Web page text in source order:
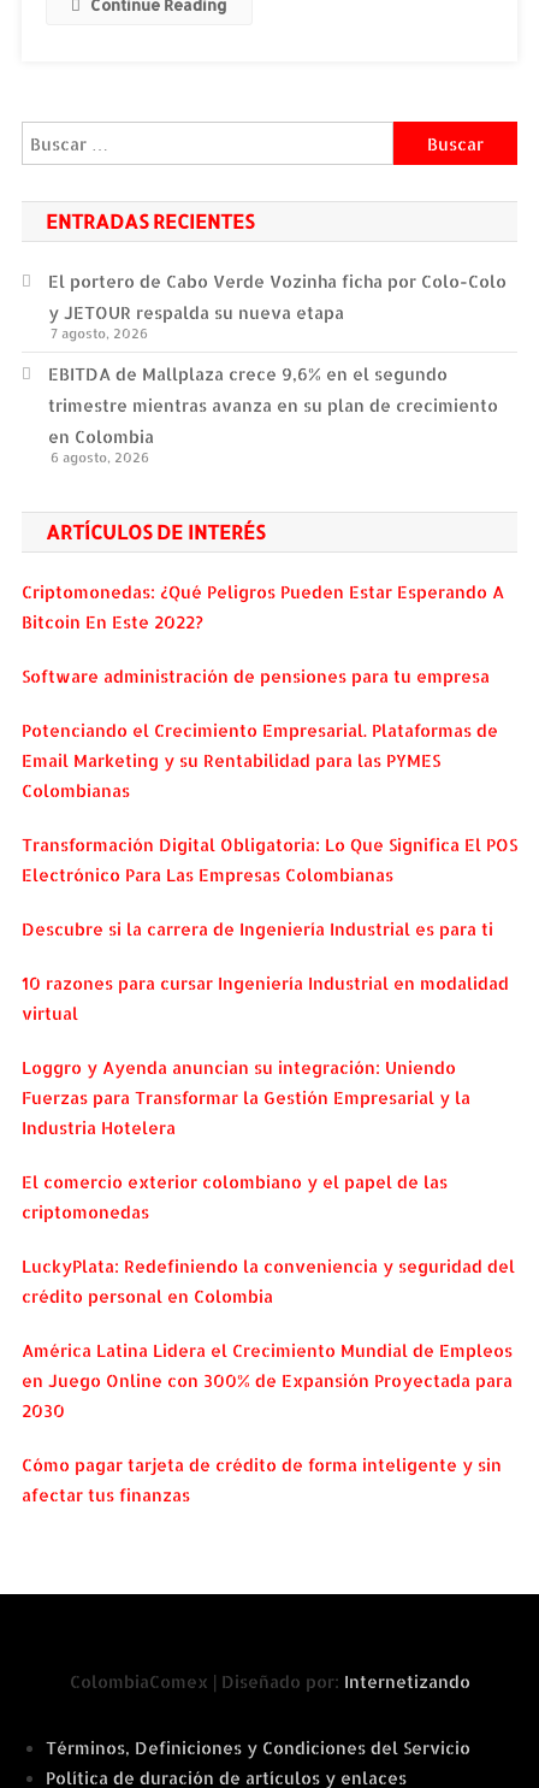
Continue Reading
Buscar:
ENTRADAS RECIENTES
El portero de Cabo Verde Vozinha ficha por Colo-Colo
y JETOUR respalda su nueva etapa
7 agosto, 2026
EBITDA de Mallplaza crece 9,6% en el segundo
trimestre mientras avanza en su plan de crecimiento
en Colombia
6 agosto, 2026
ARTÍCULOS DE INTERÉS
Criptomonedas: ¿Qué Peligros Pueden Estar Esperando A
Bitcoin En Este 2022?
Software administración de pensiones para tu empresa
Potenciando el Crecimiento Empresarial. Plataformas de
Email Marketing y su Rentabilidad para las PYMES
Colombianas
Transformación Digital Obligatoria: Lo Que Significa El POS
Electrónico Para Las Empresas Colombianas
Descubre si la carrera de Ingeniería Industrial es para ti
10 razones para cursar Ingeniería Industrial en modalidad
virtual
Loggro y Ayenda anuncian su integración: Uniendo
Fuerzas para Transformar la Gestión Empresarial y la
Industria Hotelera
El comercio exterior colombiano y el papel de las
criptomonedas
LuckyPlata: Redefiniendo la conveniencia y seguridad del
crédito personal en Colombia
América Latina Lidera el Crecimiento Mundial de Empleos
en Juego Online con 300% de Expansión Proyectada para
2030
Cómo pagar tarjeta de crédito de forma inteligente y sin
afectar tus finanzas
ColombiaComex | Diseñado por: Internetizando
Términos, Definiciones y Condiciones del Servicio
Política de duración de artículos y enlaces